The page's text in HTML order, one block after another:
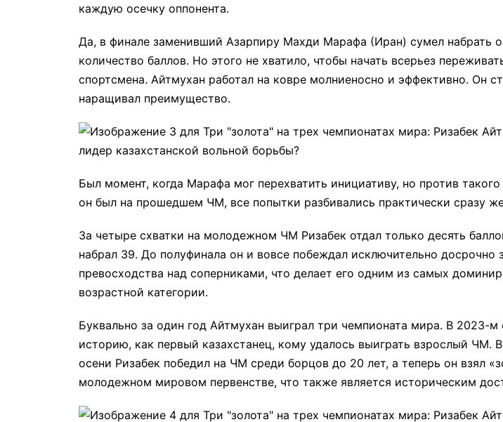
каждую осечку оппонента.
Да, в финале заменивший Азарпиру Махди Марафа (Иран) сумел набрать
количество баллов. Но этого не хватило, чтобы начать всерьез
спортсмена. Айтмухан работал на ковре молниеносно и эффективно. Он
наращивал преимущество.
Был момент, когда Марафа мог перехватить инициативу, но против
он был на прошедшем ЧМ, все попытки разбивались практически сразу
За четыре схватки на молодежном ЧМ Ризабек отдал только десять
набрал 39. До полуфинала он и вовсе побеждал исключительно досрочно
превосходства над соперниками, что делает его одним из самых
возрастной категории.
Буквально за один год Айтмухан выиграл три чемпионата мира. В 2023-м
историю, как первый казахстанец, кому удалось выиграть взрослый ЧМ.
осени Ризабек победил на ЧМ среди борцов до 20 лет, а теперь он взял
молодежном мировом первенстве, что также является историческим